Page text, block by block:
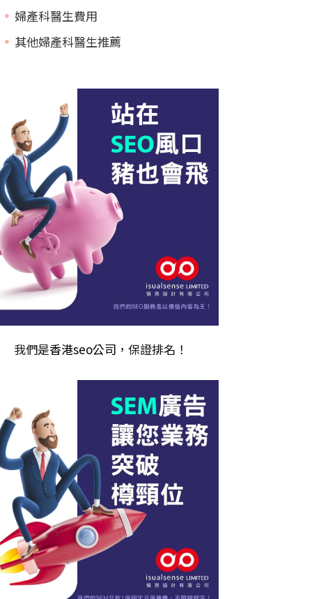
婦產科醫生費用
其他婦產科醫生推薦
我們是香港seo公司 ，保證排名！